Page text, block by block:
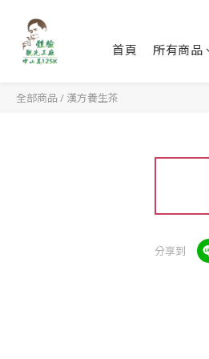
首頁 所有商品
全部商品 / 漢方養生茶
分享到